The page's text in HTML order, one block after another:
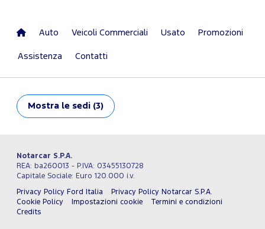
Auto Veicoli Commerciali Usato Promozioni
Assistenza Contatti
Mostra le sedi (3)
Notarcar S.P.A.
REA: ba260013 - P.IVA: 03455130728
Capitale Sociale: Euro 120.000 i.v.
Privacy Policy Ford Italia
Privacy Policy Notarcar S.P.A.
Cookie Policy
Impostazioni cookie
Termini e condizioni
Credits